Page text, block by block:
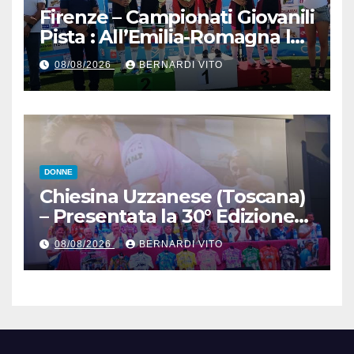
Firenze – Campionati Giovanili
Pista : All’Emilia-Romagna la
Maglia Tricolore Madison
“Donne Allieve”
08/08/2026 BERNARDI VITO
DONNE
Chiesina Uzzanese (Toscana)
– Presentata la 30° Edizione
del Giro della Toscana
Femminile : Si disputerà dal
27 al 30 Agosto 2026
08/08/2026 BERNARDI VITO